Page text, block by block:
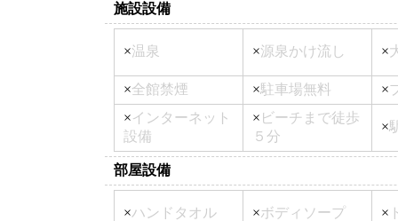
施設設備
×温泉 ×源泉かけ流し ×
×全館禁煙 ×駐車場無料 ×
×インターネット
設備
× ビーチまで徒歩
５分
×
部屋設備
×ハンドタオル ×ボディソープ ×